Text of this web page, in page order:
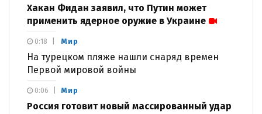
Хакан Фидан заявил, что Путин может
применить ядерное оружие в Украине
Мир
На турецком пляже нашли снаряд времен
Первой мировой войны
0:18
Мир
Россия готовит новый массированный удар
0:06